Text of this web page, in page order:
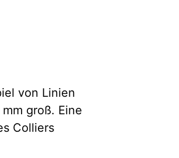
von Linien
groß. Eine
Colliers